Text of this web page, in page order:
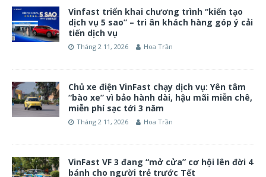
Vinfast triển khai chương trình “kiến tạo
dịch vụ 5 sao” – tri ân khách hàng góp ý cải
tiến dịch vụ
Tháng 2 11, 2026 Hoa Trần
Chủ xe điện VinFast chạy dịch vụ: Yên tâm
“bào xe” vì bảo hành dài, hậu mãi miễn chê,
miễn phí sạc tới 3 năm
Tháng 2 11, 2026 Hoa Trần
VinFast VF 3 đang “mở cửa” cơ hội lên đời 4
bánh cho người trẻ trước Tết